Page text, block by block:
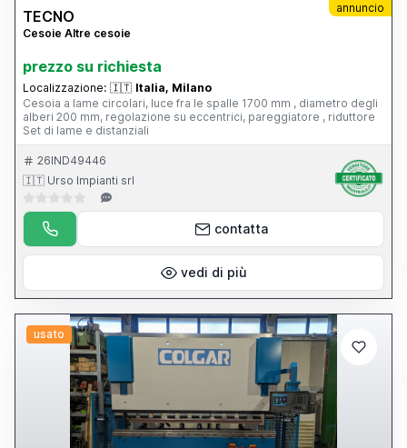
annuncio
TECNO
Cesoie Altre cesoie
prezzo su richiesta
Localizzazione: 🇮🇹 Italia, Milano
Cesoia a lame circolari, luce fra le spalle 1700 mm , diametro degli
alberi 200 mm, regolazione su eccentrici, pareggiatore , riduttore
Set di lame e distanziali
26IND49446
🇮🇹 Urso Impianti srl
contatta
vedi di più
usato